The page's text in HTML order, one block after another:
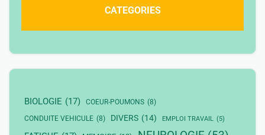
CATEGORIES
BIOLOGIE (17) COEUR-POUMONS (8)
CONDUITE VEHICULE (8) DIVERS (14) EMPLOI TRAVAIL (5)